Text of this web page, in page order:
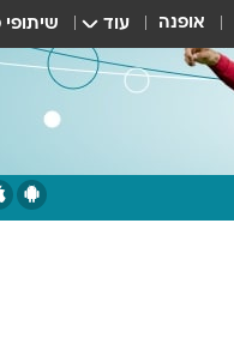
אופנה עוד שיתופי